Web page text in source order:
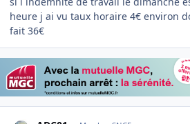
heure j ai vu taux horaire 4€ environ
fait 36€